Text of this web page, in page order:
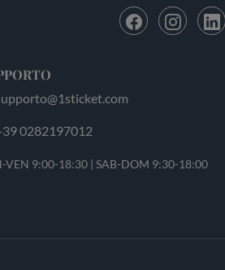
0282197012
VEN 9:00-18:30 | SAB-DOM 9:30-18:00